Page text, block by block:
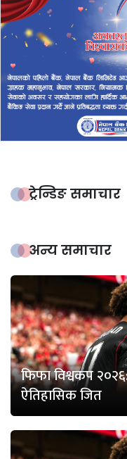
ट्रेन्डिङ समाचार
अन्य समाचार
फिफा विश्वकप
ऐतिहासिक जित